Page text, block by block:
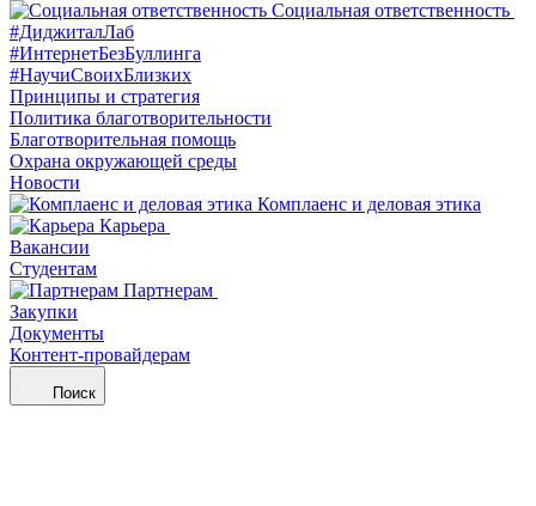
Социальная ответственность
#ДиджиталЛаб
#ИнтернетБезБуллинга
#НаучиСвоихБлизких
Принципы и стратегия
Политика благотворительности
Благотворительная помощь
Охрана окружающей среды
Новости
Комплаенс и деловая этика
Карьера
Вакансии
Студентам
Партнерам
Закупки
Документы
Контент-провайдерам
Поиск